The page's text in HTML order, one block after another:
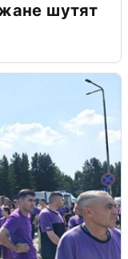
шутят